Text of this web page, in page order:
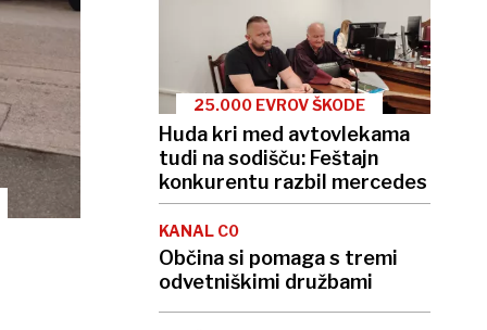
25.000 EVROV ŠKODE
Huda kri med avtovlekama
tudi na sodišču: Feštajn
konkurentu razbil mercedes
KANAL C0
Občina si pomaga s tremi
odvetniškimi družbami